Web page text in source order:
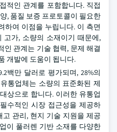
적인 관계를 포함합니다. 직접
, 품질 보증 프로토콜이 필요한
하여 이점을 누립니다. 이 측면
가, 소량의 소재이기 때문에,
관계는 기술 협력, 문제 해결
개발에 도움이 됩니다.
백만 달러로 평가되며, 28%의
통업체는 소량의 표준화된 제
상으로 합니다. 이러한 유통업
수적인 시장 접근성을 제공하
관리, 현지 기술 지원을 제공
이 풀러렌 기반 소재를 다양한